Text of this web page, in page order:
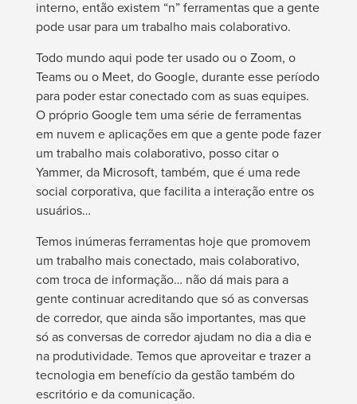
interno, então existem “n” ferramentas que a gente
pode usar para um trabalho mais colaborativo.
Todo mundo aqui pode ter usado ou oZoom, o
Teamsou o Meet, do Google, durante esse período
para poder estar conectado com as suas equipes.
O próprio Google tem uma série de ferramentas
em nuvem e aplicações em que a gente pode fazer
um trabalho mais colaborativo, posso citar o
Yammer, da Microsoft, também, que é uma rede
social corporativa, que facilita a interação entre os
usuários…
Temos inúmeras ferramentas hoje que promovem
um trabalho mais conectado, mais colaborativo,
com troca de informação… não dá mais para a
gente continuar acreditando que só as conversas
de corredor, que ainda são importantes, mas que
só as conversas de corredor ajudam no dia a dia e
na produtividade. Temos que aproveitar e trazer a
tecnologia em benefício da gestão também do
escritório e da comunicação.